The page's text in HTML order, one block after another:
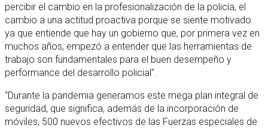
percibir el cambio en la profesionalización de la policía, el
cambio a una actitud proactiva porque se siente motivado
ya que entiende que hay un gobierno que, por primera vez en
muchos años, empezó a entender que las herramientas de
trabajo son fundamentales para el buen desempeño y
performance del desarrollo policial”.
“Durante la pandemia generamos este mega plan integral de
seguridad, que significa, además de la incorporación de
móviles, 500 nuevos efectivos de las Fuerzas especiales de